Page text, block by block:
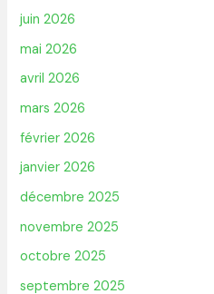
juin 2026
mai 2026
avril 2026
mars 2026
février 2026
janvier 2026
décembre 2025
novembre 2025
octobre 2025
septembre 2025